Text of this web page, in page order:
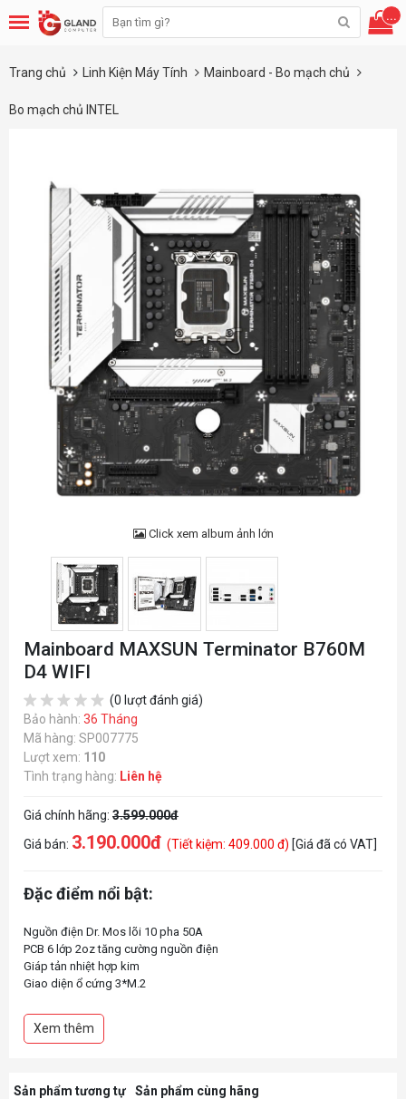
...
Trang chủ Linh Kiện Máy Tính Mainboard - Bo mạch chủ
Bo mạch chủ INTEL
Click xem album ảnh lớn
Mainboard MAXSUN Terminator B760M
D4 WIFI
(0 lượt đánh giá)
Bảo hành: 36 Tháng
Mã hàng: SP007775
Lượt xem: 110
Tình trạng hàng: Liên hệ
Giá chính hãng: 3.599.000đ
Giá bán: 3.190.000đ (Tiết kiệm: 409.000 đ) [Giá đã có VAT]
Đặc điểm nổi bật:
Nguồn điện Dr. Mos lõi 10 pha 50A
PCB 6 lớp 2oz tăng cường nguồn điện
Giáp tản nhiệt hợp kim
Giao diện ổ cứng 3*M.2
Xem thêm
Sản phẩm tương tự Sản phẩm cùng hãng